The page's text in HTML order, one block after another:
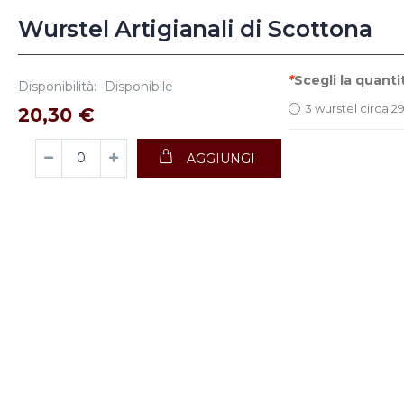
Wurstel Artigianali di Scottona
Disponibilità: Disponibile
20,30 €
*Scegli la
3 wurstel circa
AGGIUNGI